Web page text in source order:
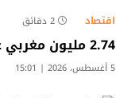
اقتصاد 2 دقائق
2.74 مليون مغربي عبروا إلى المملكة
5 أغسطس، 2026 | 15:01